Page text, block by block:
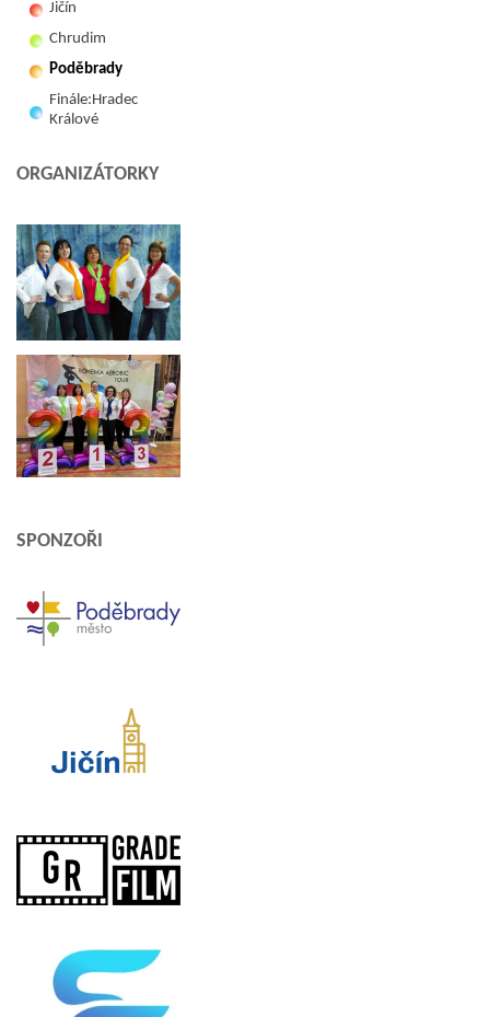
Jičín
Chrudim
Poděbrady
Finále:Hradec
Králové
ORGANIZÁTORKY
SPONZOŘI